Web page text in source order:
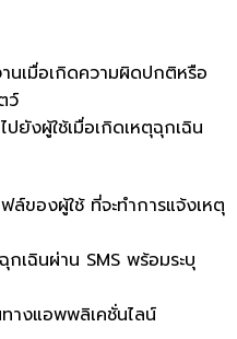
านเมื่อเกิดความผิดปกติหรือ
ว์
ยังผู้ใช้เมื่อเกิดเหตุฉุกเฉิน
ล์ของผู้ใช้ ที่จะทำการแจ้งเหตุ
เฉินผ่าน SMS พร้อมระบุ
างแอพพลิเคชั่นไลน์